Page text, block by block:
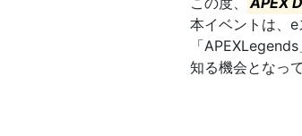
本イベントは、
「
知る機会となっ